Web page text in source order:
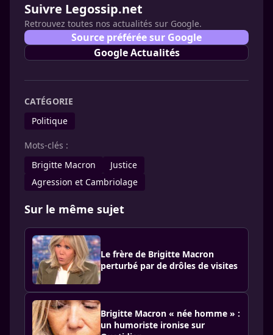
Suivre Legossip.net
Retrouvez toutes nos actualités sur Google.
Source préférée sur Google
Google Actualités
CATÉGORIE
Politique
Mots-clés :
Brigitte Macron
Justice
Agression et Cambriolage
Sur le même sujet
Le frère de Brigitte Macron
perturbé par de drôles de visites
Brigitte Macron « née homme » :
un humoriste ironise sur